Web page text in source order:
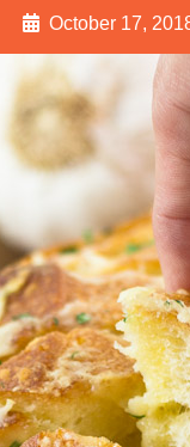
October 17,